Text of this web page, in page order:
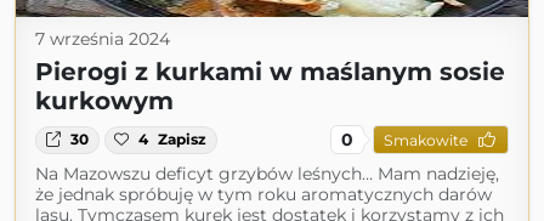
7 września 2024
Pierogi z kurkami w maślanym sosie
kurkowym
30 4 Zapisz 0 Smakowite
Na Mazowszu deficyt grzybów leśnych… Mam nadzieję,
że jednak spróbuję w tym roku aromatycznych darów
lasu. Tymczasem kurek jest dostatek i korzystamy z ich